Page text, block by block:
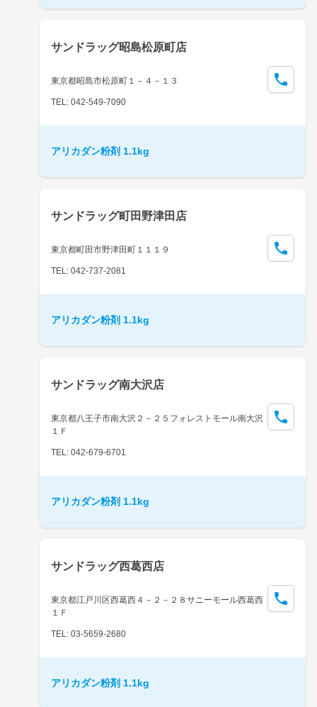
サンドラッグ昭島松原町店
東京都昭島市松原町１－４－１３
TEL: 042-549-7090
アリカダン粉剤 1.1kg
サンドラッグ町田野津田店
東京都町田市野津田町１１１９
TEL: 042-737-2081
アリカダン粉剤 1.1kg
サンドラッグ南大沢店
東京都八王子市南大沢２－２５フォレストモール南大沢
１Ｆ
TEL: 042-679-6701
アリカダン粉剤 1.1kg
サンドラッグ西葛西店
東京都江戸川区西葛西４－２－２８サニーモール西葛西
１Ｆ
TEL: 03-5659-2680
アリカダン粉剤 1.1kg